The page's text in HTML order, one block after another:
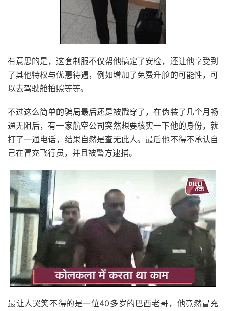
有意思的是，这套制服不仅帮他搞定了安检，还让他享受到
了其他特权与优惠待遇，例如增加了免费升舱的可能性，可
以去驾驶舱拍照等等。
不过这么简单的骗局最后还是被戳穿了，在伪装了几个月畅
通无阻后，有一家航空公司突然想要核实一下他的身份，就
打了一通电话，结果自然是查无此人。最后他不得不承认自
己在冒充飞行员，并且被警方逮捕。
最让人哭笑不得的是一位40多岁的巴西老哥，他竟然冒充